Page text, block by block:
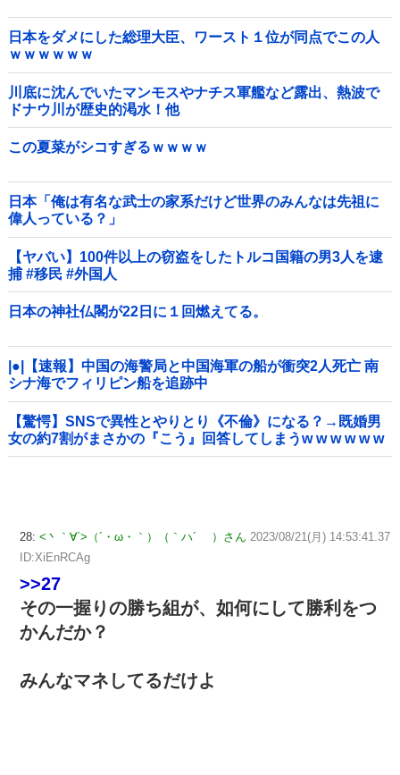
日本をダメにした総理大臣、ワースト１位が同点でこの人
ｗｗｗｗｗｗ
川底に沈んでいたマンモスやナチス軍艦など露出、熱波で
ドナウ川が歴史的渇水！他
この夏菜がシコすぎるｗｗｗｗ
日本「俺は有名な武士の家系だけど世界のみんなは先祖に
偉人っている？」
【ヤバい】100件以上の窃盗をしたトルコ国籍の男3人を逮
捕 #移民 #外国人
日本の神社仏閣が22日に１回燃えてる。
|●|【速報】中国の海警局と中国海軍の船が衝突2人死亡 南
シナ海でフィリピン船を追跡中
【驚愕】SNSで異性とやりとり《不倫》になる？→既婚男
女の約7割がまさかの『こう』回答してしまうw w w w w w
w w
28: <丶｀∀´>（´・ω・｀）（｀ハ´ ）さん 2023/08/21(月) 14:53:41.37
ID:XiEnRCAg
>>27
その一握りの勝ち組が、如何にして勝利をつ
かんだか？
みんなマネしてるだけよ